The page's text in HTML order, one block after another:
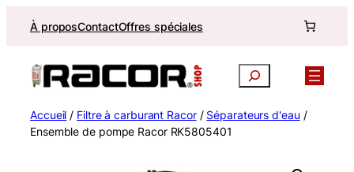
À proposContactOffres spéciales
Recherche
Accueil / Filtre à carburant Racor/ Séparateurs d'eau /
Ensemble de pompe Racor RK5805401